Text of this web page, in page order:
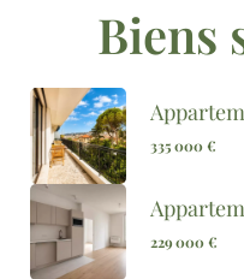
Biens
335 000 €
229 000 €